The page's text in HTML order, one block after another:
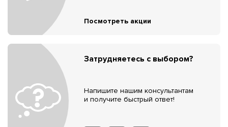
Посмотреть акции
Затрудняетесь с выбором?
Напишите нашим консультантам
и получите быстрый ответ!